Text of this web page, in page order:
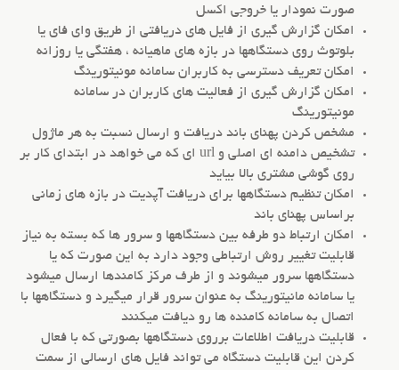
صورت نمودار یا خروجی اکسل
امکان گزارش گیری از فایل های دریافتی از طریق وای فای یا
بلوتوث روی دستگاهها در بازه های ماهیانه ، هفتگی یا روزانه
امکان تعریف دسترسی به کاربران سامانه مونیتورینگ
امکان گزارش گیری از فعالیت های کاربران در سامانه
مونیتورینگ
مشخص کردن پهنای باند دریافت و ارسال نسبت به هر ماژول
تشخیص دامنه ای اصلی و url ای که می خواهد در ابتدای کار بر
روی گوشی مشتری بالا بیاید
امکان تنظیم دستگاهها برای دریافت آپدیت در بازه های زمانی
براساس پهنای باند
امکان ارتباط دو طرفه بین دستگاهها و سرور ها که بسته به نیاز
قابلیت تغییر روش ارتباطی وجود دارد به این صورت که یا
دستگاهها سرور میشوند و از طرف مرکز کامندها ارسال میشود
یا سامانه مانیتورینگ به عنوان سرور قرار میگیرد و دستگاهها با
اتصال به سامانه کامنده ها رو دیافت میکنند
قابلیت دریافت اطلاعات برروی دستگاهها بصورتی که با فعال
کردن این قابلیت دستگاه می تواند فایل های ارسالی از سمت